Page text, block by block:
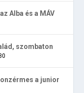
Alba és a MÁV
szombaton
a junior